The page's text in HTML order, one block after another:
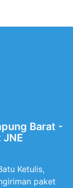
Barat -
Ketulis,
paket